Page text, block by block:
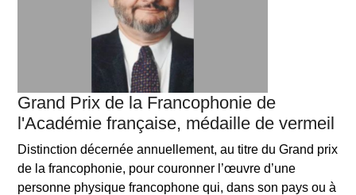
Grand Prix de la Francophonie de
l'Académie française, médaille de vermeil
Distinction décernée annuellement, au titre du Grand prix
de la francophonie, pour couronner l’œuvre d’une
personne physique francophone qui, dans son pays ou à